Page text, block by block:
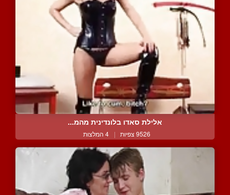
אלילת סאדו בלונדינית מהמ...
9526 צפיות | 4 המלצות